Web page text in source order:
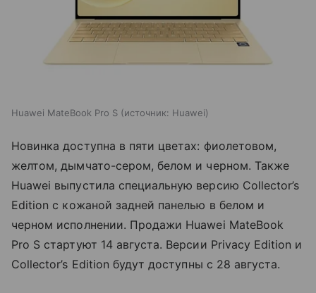
Huawei MateBook Pro S источник: Huawei
Новинка доступна в пяти цветах: фиолетовом,
желтом, дымчато-сером, белом и черном. Также
Huawei выпустила специальную версию Collector’s
Edition с кожаной задней панелью в белом и
черном исполнении. Продажи Huawei MateBook
Pro S стартуют 14 августа. Версии Privacy Edition и
Collector’s Edition будут доступны с 28 августа.